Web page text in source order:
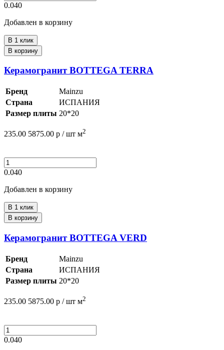
0.040
Добавлен в корзину
В 1 клик
В корзину
Керамогранит BOTTEGA TERRA
Бренд
Mainzu
Страна
ИСПАНИЯ
Размер плиты 20*20
235.00 5875.00 р / шт м2
0.040
Добавлен в корзину
В 1 клик
В корзину
Керамогранит BOTTEGA VERD
Бренд
Mainzu
Страна
ИСПАНИЯ
Размер плиты 20*20
235.00 5875.00 р / шт м2
0.040